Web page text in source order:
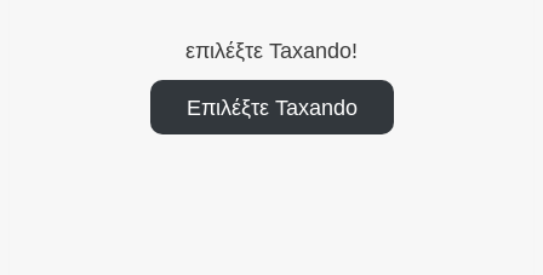
επιλέξτε Taxando!
Επιλέξτε Taxando